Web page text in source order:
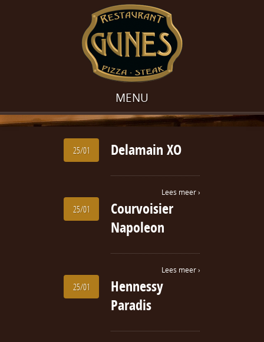
MENU
25/01 Delamain XO
Lees meer ›
25/01
Courvoisier
Napoleon
Lees meer ›
25/01
Hennessy
Paradis